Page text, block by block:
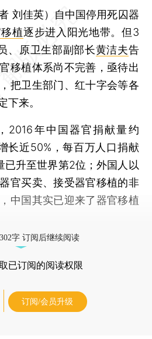
刘佳英） 自中国停用死囚器
植逐步进入阳光地带。但3
、原卫生部副部长黄洁夫告
移植体系尚不完善，亟待出
把卫生部门、红十字会等各
下来。
年中国器官捐献量约
长近50%，每百万人口捐献
已升至世界第2位；外国人以
官买卖、接受器官移植的非
中国其实已迎来了器官移植
字 订阅后继续阅读
已订阅的阅读权限
订阅/会员升级